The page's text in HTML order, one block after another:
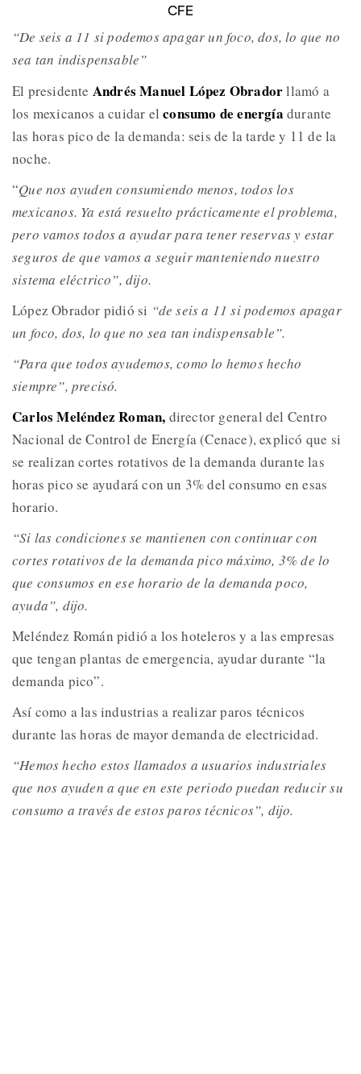
CFE
“De seis a 11 si podemos apagar un foco, dos, lo que no
sea tan indispensable”
El presidente Andrés Manuel López Obradorllamó a
los mexicanos a cuidar elconsumo de energía durante
las horas pico de la demanda: seis de la tarde y 11 de la
noche.
“Que nos ayuden consumiendo menos, todos los
mexicanos. Ya está resuelto prácticamente el problema,
pero vamos todos a ayudar para tener reservas y estar
seguros de que vamos a seguir manteniendo nuestro
sistema eléctrico”, dijo.
López Obrador pidió si “de seis a 11 si podemos apagar
un foco, dos, lo que no sea tan indispensable”.
“Para que todos ayudemos, como lo hemos hecho
siempre”, precisó.
Carlos Meléndez Roman, director general del Centro
Nacional de Control de Energía (Cenace), explicó que si
se realizan cortes rotativos de la demanda durante las
horas pico se ayudará con un 3% del consumo en esas
horario.
“Si las condiciones se mantienen con continuar con
cortes rotativos de la demanda pico máximo, 3% de lo
que consumos en ese horario de la demanda poco,
ayuda”, dijo.
Meléndez Román pidió a los hoteleros y a las empresas
que tengan plantas de emergencia, ayudar durante “la
demanda pico”.
Así como a las industrias a realizar paros técnicos
durante las horas de mayor demanda de electricidad.
“Hemos hecho estos llamados a usuarios industriales
que nos ayuden a que en este periodo puedan reducir su
consumo a través de estos paros técnicos”, dijo.